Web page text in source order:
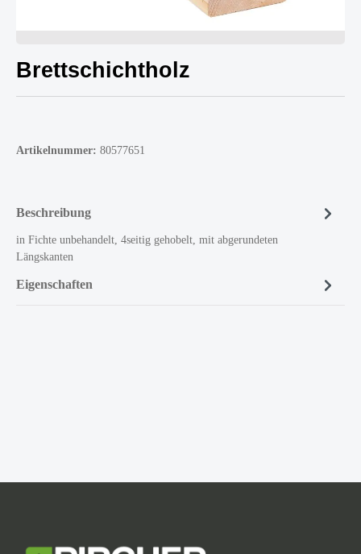
Brettschichtholz
Artikelnummer: 80577651
Beschreibung
in Fichte unbehandelt, 4seitig gehobelt, mit abgerundeten
Längskanten
Eigenschaften